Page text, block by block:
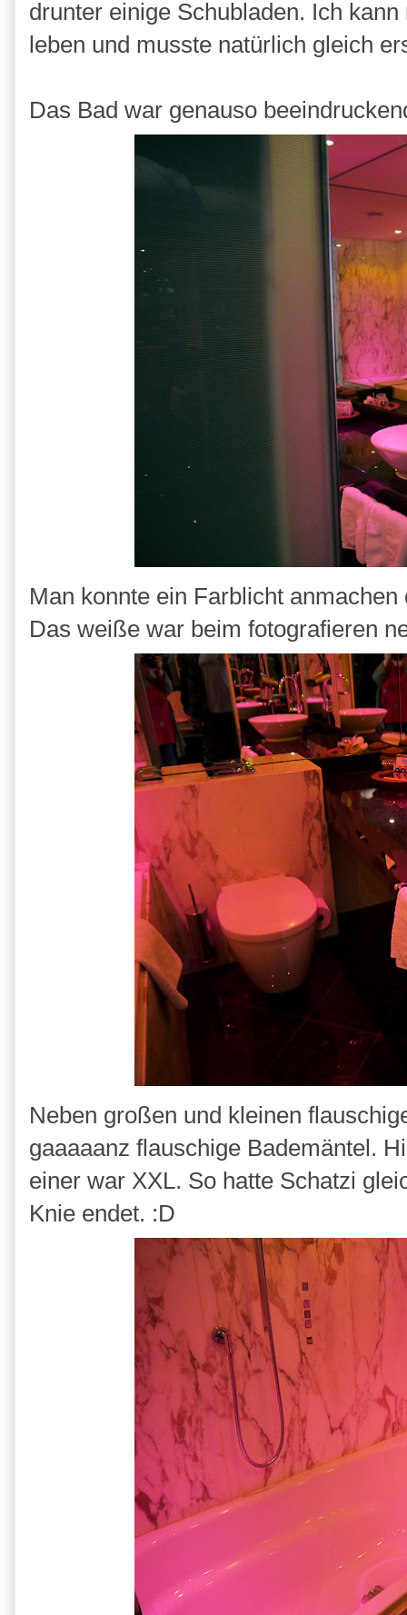
drunter einige Schubladen. Ich
leben und musste natürlich gleich
Das Bad war genauso
Man konnte ein Farblicht
Das weiße war beim fotografieren
Neben großen und kleinen
gaaaaanz flauschige Bademäntel.
einer war XXL. So hatte Schatzi
Knie endet. :D